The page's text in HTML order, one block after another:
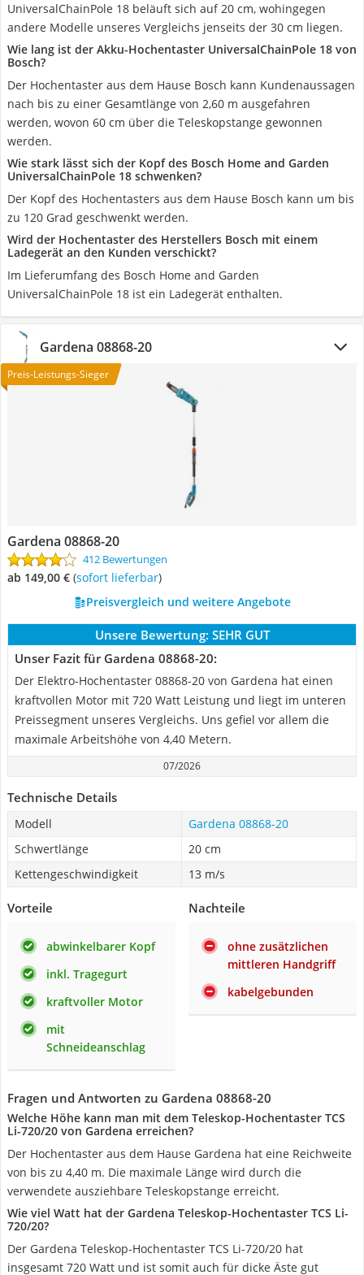
UniversalChainPole 18 beläuft sich auf 20 cm, wohingegen
andere Modelle unseres Vergleichs jenseits der 30 cm liegen.
Wie lang ist der Akku-Hochentaster UniversalChainPole 18 von
Bosch?
Der Hochentaster aus dem Hause Bosch kann Kundenaussagen
nach bis zu einer Gesamtlänge von 2,60 m ausgefahren
werden, wovon 60 cm über die Teleskopstange gewonnen
werden.
Wie stark lässt sich der Kopf des Bosch Home and Garden
UniversalChainPole 18 schwenken?
Der Kopf des Hochentasters aus dem Hause Bosch kann um bis
zu 120 Grad geschwenkt werden.
Wird der Hochentaster des Herstellers Bosch mit einem
Ladegerät an den Kunden verschickt?
Im Lieferumfang des Bosch Home and Garden
UniversalChainPole 18 ist ein Ladegerät enthalten.
Gardena 08868-20
Preis-Leistungs-Sieger
Gardena 08868-20
412 Bewertungen
ab 149,00 € ( Sofort lieferbar)
Preisvergleich und weitere Angebote
Unsere Bewertung: SEHR GUT
Unser Fazit für Gardena 08868-20:
Der Elektro-Hochentaster 08868-20 von Gardena hat einen
kraftvollen Motor mit 720 Watt Leistung und liegt im unteren
Preissegment unseres Vergleichs. Uns gefiel vor allem die
maximale Arbeitshöhe von 4,40 Metern.
07/2026
Technische Details
Modell
Gardena 08868-20
Schwertlänge
20 cm
Kettengeschwindigkeit
13 m/s
Vorteile
abwinkelbarer Kopf
inkl. Tragegurt
kraftvoller Motor
mit
Schneideanschlag
Nachteile
ohne zusätzlichen
mittleren Handgriff
kabelgebunden
Fragen und Antworten zu Gardena 08868-20
Welche Höhe kann man mit dem Teleskop-Hochentaster TCS
Li-720/20 von Gardena erreichen?
Der Hochentaster aus dem Hause Gardena hat eine Reichweite
von bis zu 4,40 m. Die maximale Länge wird durch die
verwendete ausziehbare Teleskopstange erreicht.
Wie viel Watt hat der Gardena Teleskop-Hochentaster TCS Li-
720/20?
Der Gardena Teleskop-Hochentaster TCS Li-720/20 hat
insgesamt 720 Watt und ist somit auch für dicke Äste gut